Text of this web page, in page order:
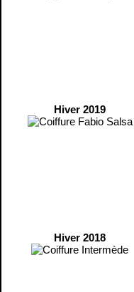
Hiver 2019
Hiver 2018